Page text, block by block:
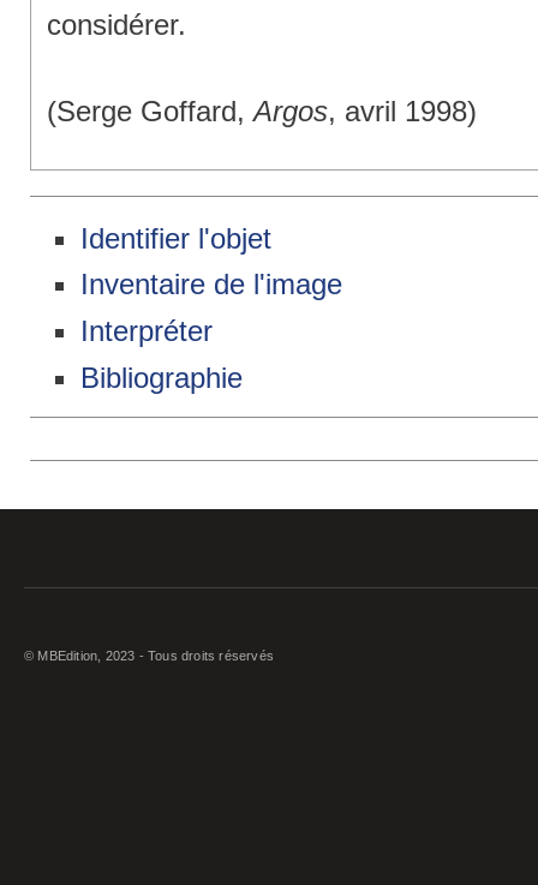
considérer.
(Serge Goffard,Argos, avril 1998)
Identifier l'objet
Inventaire de l'image
Interpréter
Bibliographie
© MBEdition, 2023 - Tous droits réservés